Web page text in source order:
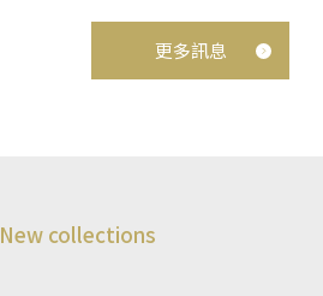
更多訊息
New collections